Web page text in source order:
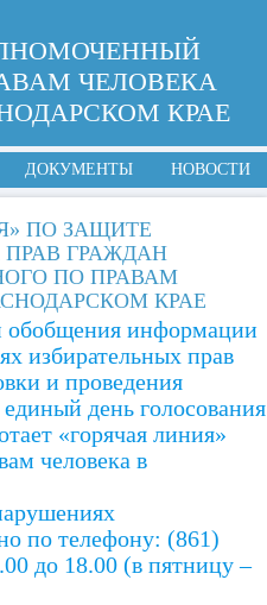
ЧЕЛОВЕКА
КРАЕ
ДОКУМЕНТЫ НОВОСТИ
ПО ЗАЩИТЕ
ПРАВ ГРАЖДАН
ПО ПРАВАМ
КРАЕ
обобщения информации
избирательных прав
и проведения
день голосования
«горячая линия»
человека в
по телефону: (861)
до 18.00 (в пятницу –